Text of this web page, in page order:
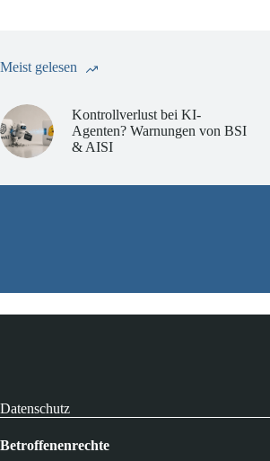
Meist gelesen
Kontrollverlust bei KI-
Agenten? Warnungen von BSI
& AISI
Datenschutz
Betroffenenrechte